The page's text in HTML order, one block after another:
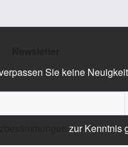
Sie keine
zur Kenntnis